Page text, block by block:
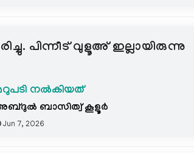
പിന്നീട് വുളൂഅ് ഇല്ലായിരുന്നു
നൽകിയത്
ബാസിത്വ് കൂളൂര്‍
Jun 7, 2026